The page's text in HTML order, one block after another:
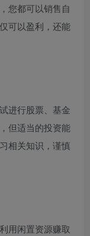
您都可以销售自
可以盈利，还能
进行股票、基金
但适当的投资能
相关知识，谨慎
用闲置资源赚取